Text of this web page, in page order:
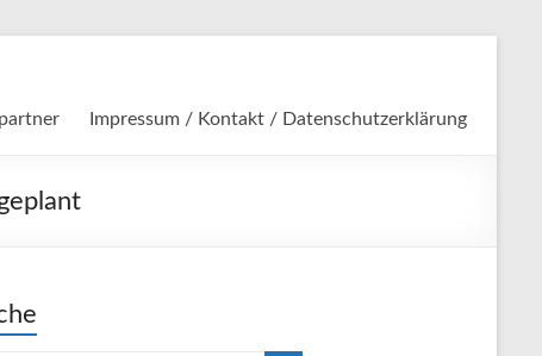
Impressum / Kontakt / Datenschutzerklärung